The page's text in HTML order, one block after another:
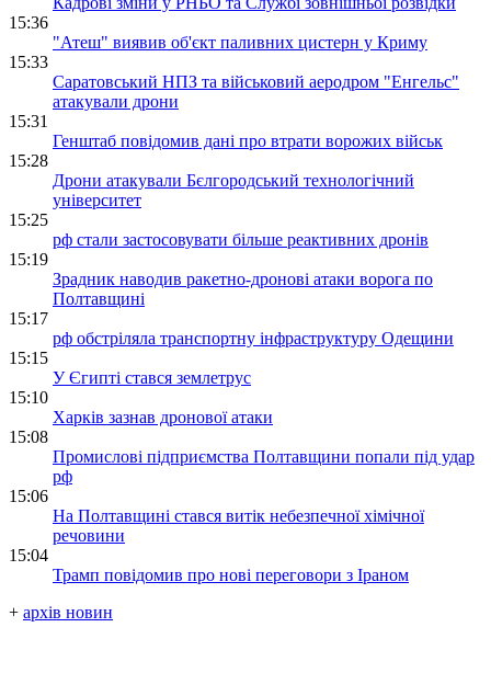
15:36
"Атеш" виявив об'єкт паливних цистерн у Криму
15:33
Саратовський НПЗ та військовий аеродром "Енгельс"
атакували дрони
15:31
Генштаб повідомив дані про втрати ворожих військ
15:28
Дрони атакували Бєлгородський технологічний
університет
15:25
рф стали застосовувати більше реактивних дронів
15:19
Зрадник наводив ракетно-дронові атаки ворога по
Полтавщині
15:17
рф обстріляла транспортну інфраструктуру Одещини
15:15
У Єгипті стався землетрус
15:10
Харків зазнав дронової атаки
15:08
Промислові підприємства Полтавщини попали під удар
рф
15:06
На Полтавщині стався витік небезпечної хімічної
речовини
15:04
Трамп повідомив про нові переговори з Іраном
+ архів новин